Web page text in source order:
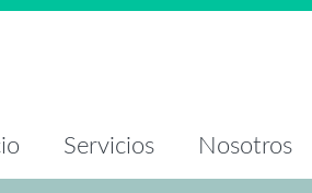
Servicios Nosotros